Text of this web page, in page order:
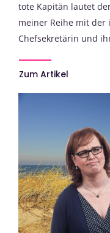
tote Kapitän lautet
meiner Reihe mit der
Chefsekretärin und
Zum Artikel